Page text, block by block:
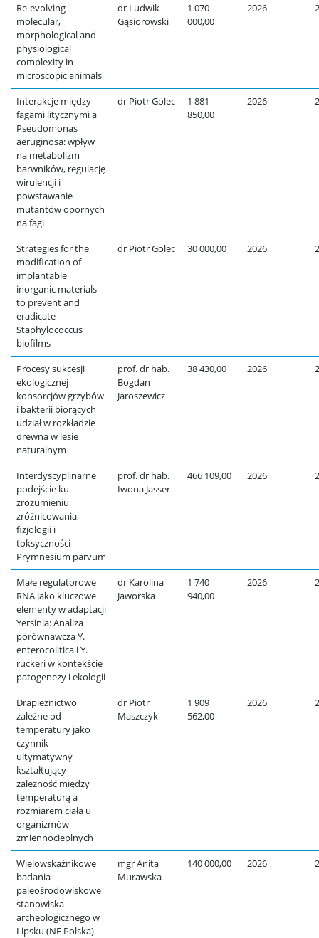
Re-evolving
molecular,
morphological and
physiological
complexity in
microscopic animals
dr Ludwik
Gąsiorowski
1 070
000,00
2026
Interakcje między
fagami litycznymi a
Pseudomonas
aeruginosa: wpływ
na metabolizm
barwników, regulację
wirulencji i
powstawanie
mutantów opornych
na fagi
dr Piotr Golec
1 881
850,00
2026
Strategies for the
modification of
implantable
inorganic materials
to prevent and
eradicate
Staphylococcus
biofilms
dr Piotr Golec 30 000,00 2026
Procesy sukcesji
ekologicznej
konsorcjów grzybów
i bakterii biorących
udział w rozkładzie
drewna w lesie
naturalnym
prof. dr hab.
Bogdan
Jaroszewicz
38 430,00 2026
Interdyscyplinarne
podejście ku
zrozumieniu
zróżnicowania,
fizjologii i
toksyczności
Prymnesium parvum
prof. dr hab.
Iwona Jasser
466 109,00 2026
Małe regulatorowe
RNA jako kluczowe
elementy w adaptacji
Yersinia: Analiza
porównawcza Y.
enterocolitica i Y.
ruckeri w kontekście
patogenezy i ekologii
dr Karolina
Jaworska
1 740
940,00
2026
Drapieżnictwo
zależne od
temperatury jako
czynnik
ultymatywny
kształtujący
zależność między
temperaturą a
rozmiarem ciała u
organizmów
zmiennocieplnych
dr Piotr
Maszczyk
1 909
562,00
2026
Wielowskaźnikowe
badania
paleośrodowiskowe
stanowiska
archeologicznego w
Lipsku (NE Polska)
mgr Anita
Murawska
140 000,00 2026